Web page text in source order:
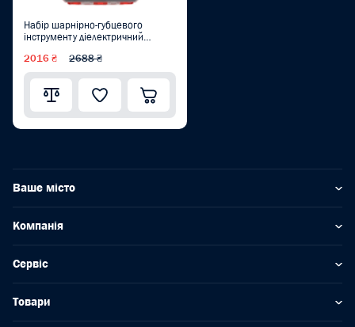
Набір шарнірно-губцевого
інструменту діелектричний
60900 10000V PRO PLUS
WP204703
2016 ₴ 2688 ₴
Ваше місто
Компанія
Сервіс
Товари